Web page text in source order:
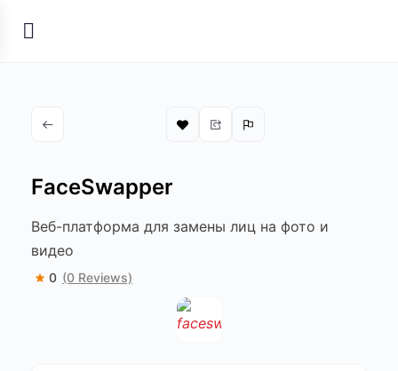
FaceSwapper
Веб-платформа для замены лиц на фото и
видео
0 (0 Reviews)